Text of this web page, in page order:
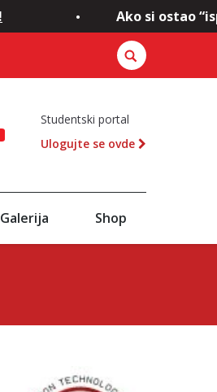
Ako si ostao
Studentski portal
Ulogujte se ovde
Galerija Shop